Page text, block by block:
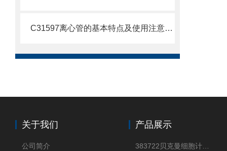
C31597离心管的基本特点及使用注意事项
关于我们
公司简介
产品展示